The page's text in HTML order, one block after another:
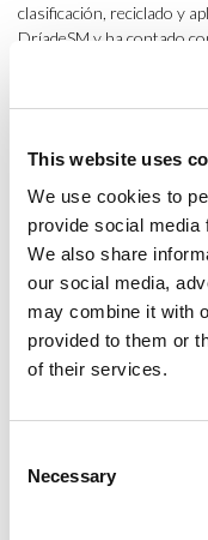
This website uses
We use cookies to
provide social media
We also share
our social media,
may combine it with
provided to them or
of their services.
Selection
Necessary
clasificación, reciclado y
DríadeSM y ha contado
ESCI-UPF, que también
metodología. Además,
realizada por DríadeSM,
capacidad de cada
productivo de calidad.
Services Ibérica, S.A.U.,
Certificado y la
A través de este
Recuperació de
dedicadas a la
del sector serán
aplicados y disponibles
Además, el Packaging